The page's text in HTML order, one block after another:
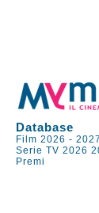
Database
Film 2026 -2027
Serie TV 2026
Premi